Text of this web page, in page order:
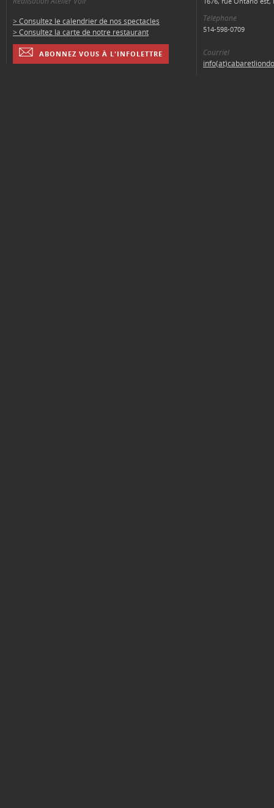
> Consultez le calendrier de nos spectacles
> Consultez la carte de notre restaurant
ABONNEZ VOUS À L'INFOLETTRE
Téléphone
514-598-0709
Courriel